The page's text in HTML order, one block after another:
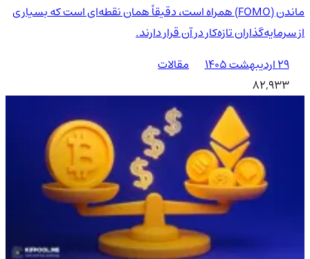
ماندن (FOMO) همراه است، دقیقاً همان نقطه‌ای است که بسیاری
از سرمایه‌گذاران تازه‌کار در آن قرار دارند.
۲۹ اردیبهشت ۱۴۰۵
مقالات
82,933